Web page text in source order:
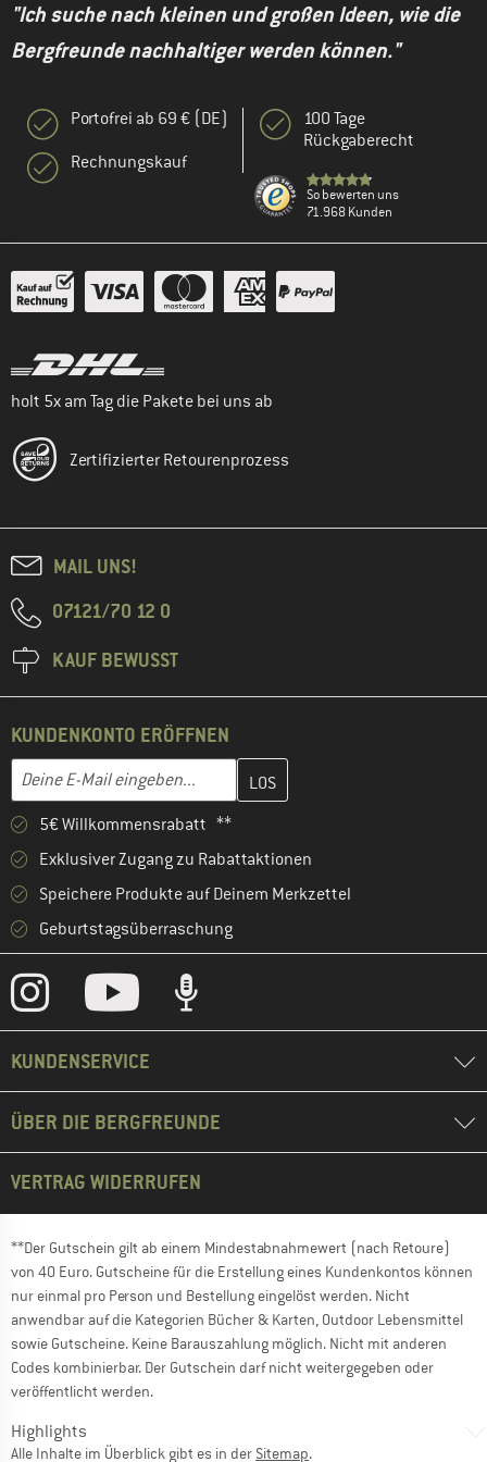
"Ich suche nach kleinen und großen Ideen, wie die
Bergfreunde nachhaltiger werden können."
Portofrei ab 69 € (DE)
Rechnungskauf
100 Tage
Rückgaberecht
So bewerten uns
71.968 Kunden
holt 5x am Tag die Pakete bei uns ab
Zertifizierter Retourenprozess
MAIL UNS!
07121/70 12 0
KAUF BEWUSST
KUNDENKONTO ERÖFFNEN
E-Mail-Adresse
Gib hier deine E-Mail-Adresse ein und erstelle im nächsten
5€ Willkommensrabatt **
Exklusiver Zugang zu Rabattaktionen
Speichere Produkte auf Deinem Merkzettel
Geburtstagsüberraschung
KUNDENSERVICE
ÜBER DIE BERGFREUNDE
VERTRAG WIDERRUFEN
**Der Gutschein gilt ab einem Mindestabnahmewert (nach Retoure)
von 40 Euro. Gutscheine für die Erstellung eines Kundenkontos können
nur einmal pro Person und Bestellung eingelöst werden. Nicht
anwendbar auf die Kategorien Bücher & Karten, Outdoor Lebensmittel
sowie Gutscheine. Keine Barauszahlung möglich. Nicht mit anderen
Codes kombinierbar. Der Gutschein darf nicht weitergegeben oder
veröffentlicht werden.
Highlights
Alle Inhalte im Überblick gibt es in der Sitemap.